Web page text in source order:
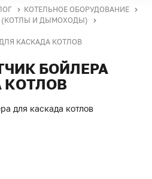
КОТЕЛЬНОЕ ОБОРУДОВАНИЕ
И ДЫМОХОДЫ)
ДЛЯ КАСКАДА КОТЛОВ
БОЙЛЕРА
КОТЛОВ